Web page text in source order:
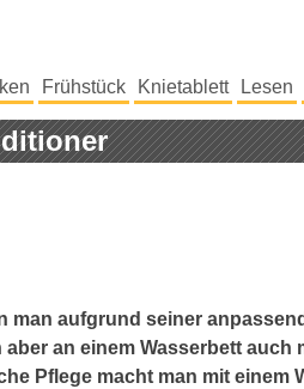
Frühstück Knietablett Lesen
man aufgrund seiner
an einem Wasserbett
Pflege macht man mit einem